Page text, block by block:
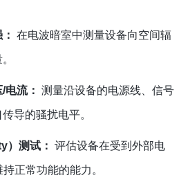
在电波暗室中测量设备向空间辐
电流： 测量沿设备的电源线、信号
导的骚扰电平。
）测试： 评估设备在受到外部电
正常功能的能力。